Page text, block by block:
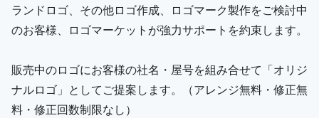
ランドロゴ、その他ロゴ作成、ロゴマーク製作をご検討中
のお客様、ロゴマーケットが強力サポートを約束します。
販売中のロゴにお客様の社名・屋号を組み合せて「オリジ
ナルロゴ」としてご提案します。（アレンジ無料・修正無
料・修正回数制限なし）